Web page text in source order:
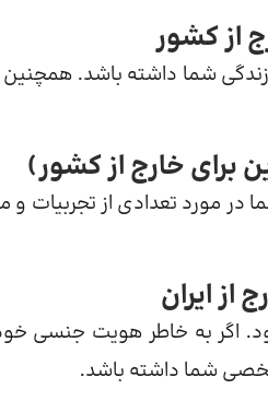
از کشور
شما داشته باشد. همچنین
در مورد تعدادی از تجربیات
به خاطر هویت جنسی
شخصی شما داشته باشد.